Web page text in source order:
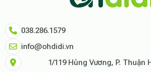
038.286.1579
info@ohdidi.vn
1/119 Hùng Vương, P. Thuận